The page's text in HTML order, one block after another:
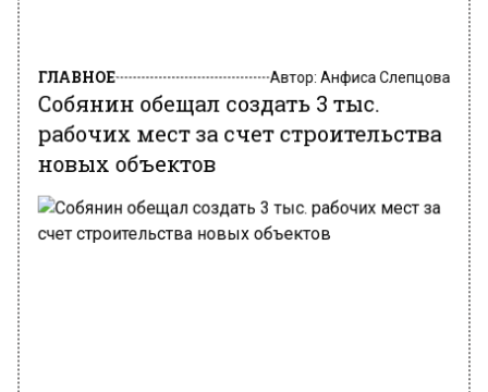
Собянин обещал создать 3 тыс.
рабочих мест за счет строительства
новых объектов